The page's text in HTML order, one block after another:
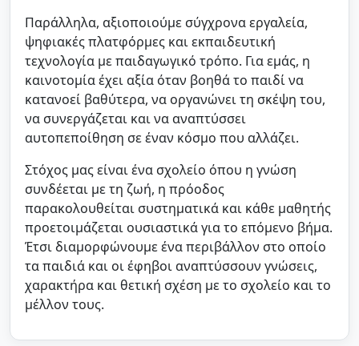
Παράλληλα, αξιοποιούμε σύγχρονα εργαλεία,
ψηφιακές πλατφόρμες και εκπαιδευτική
τεχνολογία με παιδαγωγικό τρόπο. Για εμάς, η
καινοτομία έχει αξία όταν βοηθά το παιδί να
κατανοεί βαθύτερα, να οργανώνει τη σκέψη του,
να συνεργάζεται και να αναπτύσσει
αυτοπεποίθηση σε έναν κόσμο που αλλάζει.
Στόχος μας είναι ένα σχολείο όπου η γνώση
συνδέεται με τη ζωή, η πρόοδος
παρακολουθείται συστηματικά και κάθε μαθητής
προετοιμάζεται ουσιαστικά για το επόμενο βήμα.
Έτσι διαμορφώνουμε ένα περιβάλλον στο οποίο
τα παιδιά και οι έφηβοι αναπτύσσουν γνώσεις,
χαρακτήρα και θετική σχέση με το σχολείο και το
μέλλον τους.